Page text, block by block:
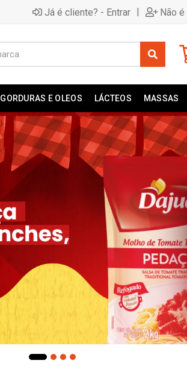
Já é cliente? - Entrar | Não
GORDURAS E OLEOS LÁCTEOS MASSAS